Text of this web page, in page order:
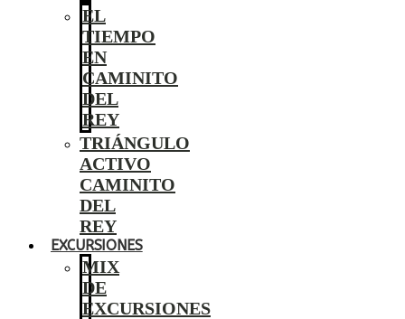
EL
TIEMPO
EN
CAMINITO
DEL
REY
TRIÁNGULO
ACTIVO
CAMINITO
DEL
REY
EXCURSIONES
MIX
DE
EXCURSIONES